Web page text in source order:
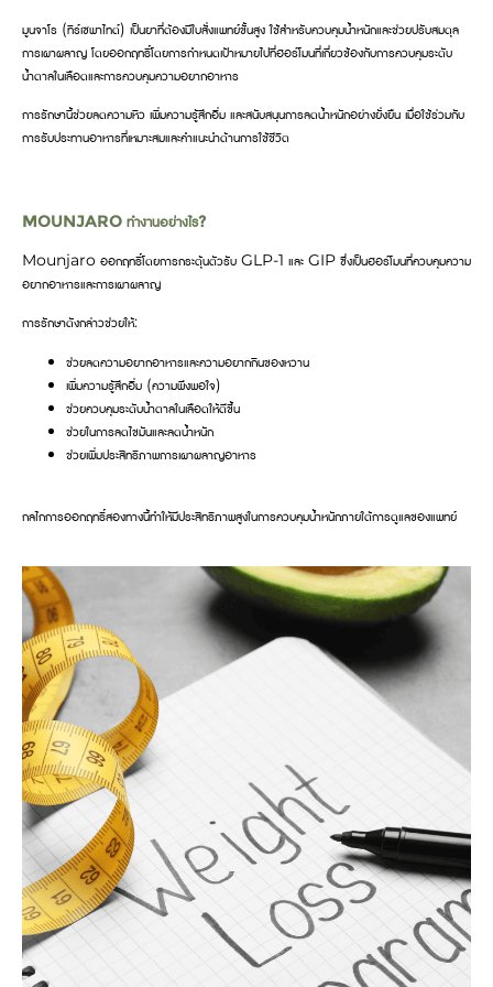
มูนจาโร (ทิร์เซพาไทด์) เป็นยาที่ต้องมีใบสั่งแพทย์ขั้นสูง ใช้สำหรับควบคุมน้ำหนักและช่วยปรับสมดุล
การเผาผลาญ โดยออกฤทธิ์โดยการกำหนดเป้าหมายไปที่ฮอร์โมนที่เกี่ยวข้องกับการควบคุมระดับ
น้ำตาลในเลือดและการควบคุมความอยากอาหาร
การรักษานี้ช่วยลดความหิว เพิ่มความรู้สึกอิ่ม และสนับสนุนการลดน้ำหนักอย่างยั่งยืน เมื่อใช้ร่วมกับ
การรับประทานอาหารที่เหมาะสมและคำแนะนำด้านการใช้ชีวิต
MOUNJARO ทำงานอย่างไร?
Mounjaro ออกฤทธิ์โดยการกระตุ้นตัวรับ GLP-1 และ GIP ซึ่งเป็นฮอร์โมนที่ควบคุมความ
อยากอาหารและการเผาผลาญ
การรักษาดังกล่าวช่วยให้:
ช่วยลดความอยากอาหารและความอยากกินของหวาน
เพิ่มความรู้สึกอิ่ม (ความพึงพอใจ)
ช่วยควบคุมระดับน้ำตาลในเลือดให้ดีขึ้น
ช่วยในการลดไขมันและลดน้ำหนัก
ช่วยเพิ่มประสิทธิภาพการเผาผลาญอาหาร
กลไกการออกฤทธิ์สองทางนี้ทำให้มีประสิทธิภาพสูงในการควบคุมน้ำหนักภายใต้การดูแลของแพทย์